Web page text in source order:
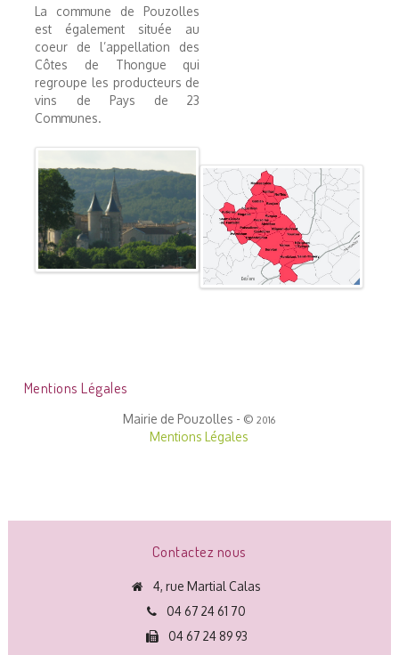
La commune de Pouzolles
est également située au
coeur de l’appellation des
Côtes de Thongue qui
regroupe les producteurs de
vins de Pays de 23
Communes.
Mentions Légales
Mairie de Pouzolles - ©2016
Mentions Légales
Contactez nous
4, rue Martial Calas
04 67 24 61 70
04 67 24 89 93